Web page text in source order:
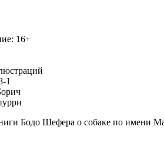
16+
1
Бодо Шефера о собаке по имени